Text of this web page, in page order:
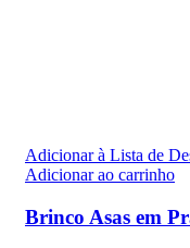
Adicionar à Lista de
Adicionar ao carrinho
Brinco Asas em